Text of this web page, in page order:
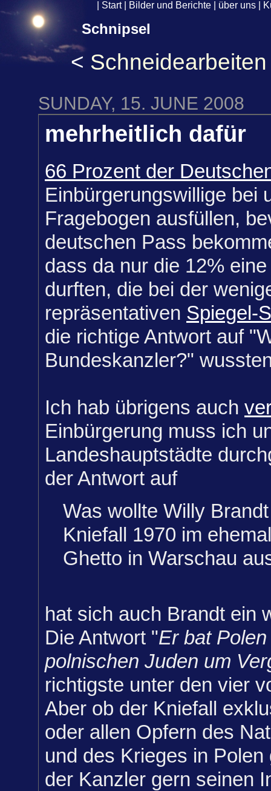
Start| Bilder und Berichte über uns
Schnipsel
< Schneidearbeiten
SUNDAY, 15. JUNE 2008
mehrheitlich dafür
66 Prozent der
Einbürgerungswillige bei
Fragebogen ausfüllen,
deutschen Pass
dass da nur die 12%
durften, die bei der
repräsentativen Spiegel-
die richtige Antwort auf
Bundeskanzler?"
Ich hab übrigens auch
Einbürgerung muss ich
Landeshauptstädte
der Antwort auf
Was wollte Willy
Kniefall 1970 im
Ghetto in Warschau
hat sich auch Brandt ein
Die Antwort "Er bat
polnischen Juden um
richtigste unter den vier
Aber ob der Kniefall
oder allen Opfern des
und des Krieges in
der Kanzler gern seinen